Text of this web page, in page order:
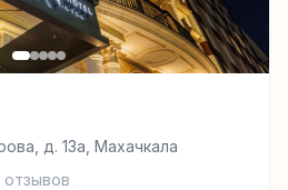
д. 13а, Махачкала
отзывов